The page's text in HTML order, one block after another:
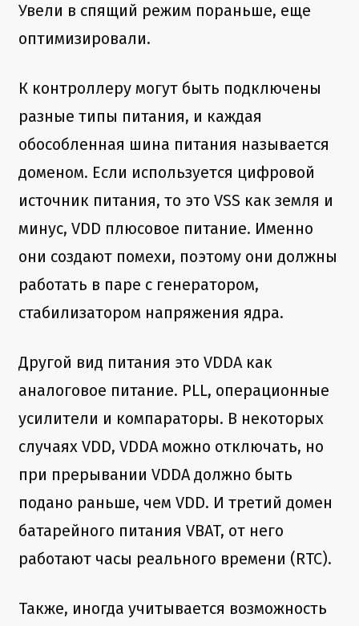
Увели в спящий режим пораньше, еще
оптимизировали.
К контроллеру могут быть подключены
разные типы питания, и каждая
обособленная шина питания называется
доменом. Если используется цифровой
источник питания, то это VSS как земля и
минус, VDD плюсовое питание. Именно
они создают помехи, поэтому они должны
работать в паре с генератором,
стабилизатором напряжения ядра.
Другой вид питания это VDDA как
аналоговое питание. PLL, операционные
усилители и компараторы. В некоторых
случаях VDD, VDDA можно отключать, но
при прерывании VDDA должно быть
подано раньше, чем VDD. И третий домен
батарейного питания VBAT, от него
работают часы реального времени (RTC).
Также, иногда учитывается возможность